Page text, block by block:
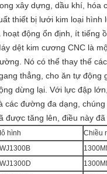
xây dựng, dầu khí, hóa
thiết bị lưới kim loại hình
hoạt động ổn định, ít tiếng
dệt kim cương CNC là
Nó có thể thay thế
thẳng, cho ăn tự động
dừng lại. Với lực đập
các đường đa dạng,
được tăng lên, điều này
hình Chiều